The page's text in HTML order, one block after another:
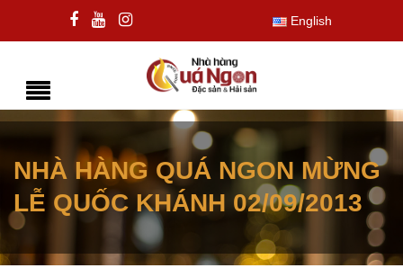
English
NHÀ HÀNG QUÁ NGON MỪNG
LỄ QUỐC KHÁNH 02/09/2013